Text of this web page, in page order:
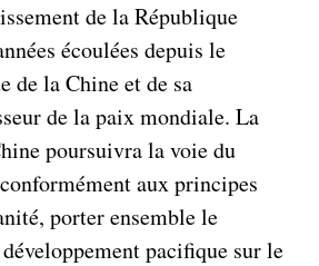
de la République
écoulées depuis le
de la Chine et de sa
de la paix mondiale. La
poursuivra la voie du
aux principes
porter ensemble le
pacifique sur le